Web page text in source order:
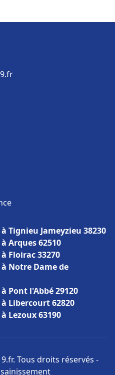
Tignieu Jameyzieu 38230
Arques 62510
Floirac 33270
Notre Dame de
Pont l'Abbé 29120
Libercourt 62820
Lezoux 63190
Tous droits réservés -